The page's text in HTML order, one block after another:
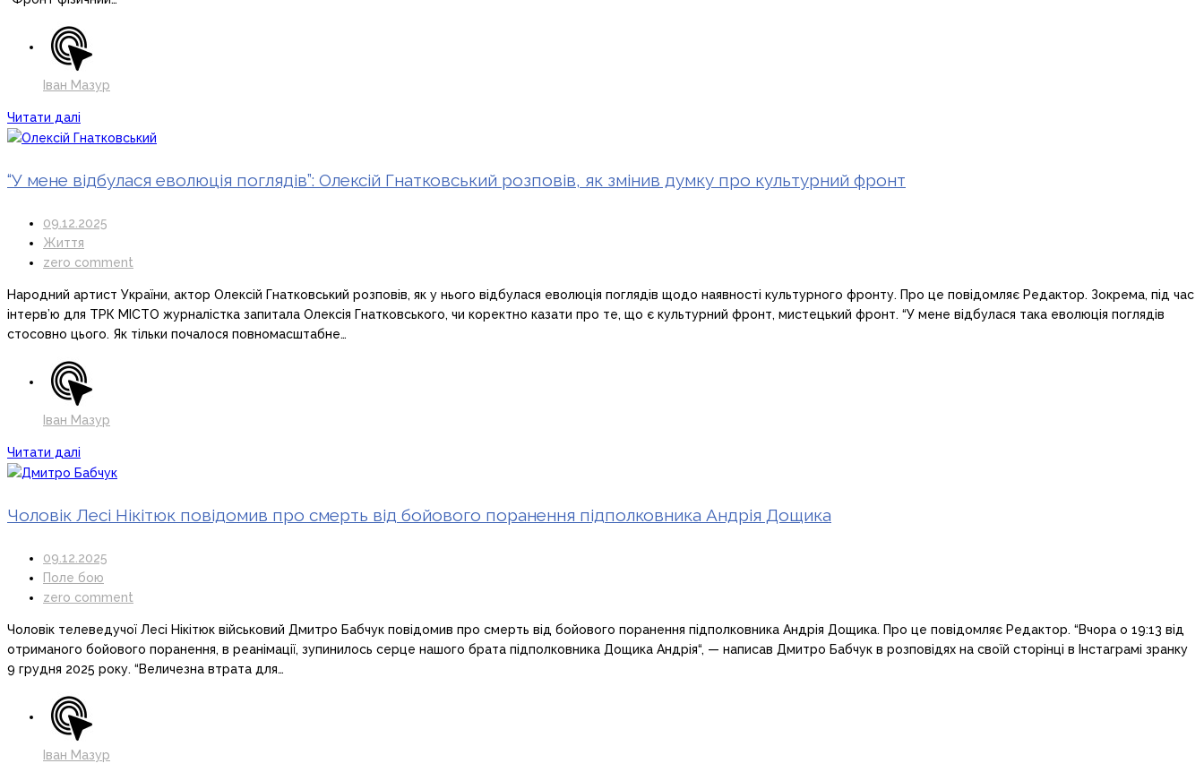
Іван Мазур
Читати далі
“У мене відбулася еволюція поглядів”: Олексій Гнатковський розповів, як змінив думку про культурний фронт
09.12.2025
Життя
zero comment
Народний артист України, актор Олексій Гнатковський розповів, як у нього відбулася еволюція поглядів щодо наявності культурного фронту. Про це повідомляє Редактор. Зокрема, під час
інтерв’ю для ТРК МІСТО журналістка запитала Олексія Гнатковського, чи коректно казати про те, що є культурний фронт, мистецький фронт. “У мене відбулася така еволюція поглядів
стосовно цього. Як тільки почалося повномасштабне…
Іван Мазур
Читати далі
Чоловік Лесі Нікітюк повідомив про смерть від бойового поранення підполковника Андрія Дощика
09.12.2025
Поле бою
zero comment
Чоловік телеведучої Лесі Нікітюк військовий Дмитро Бабчук повідомив про смерть від бойового поранення підполковника Андрія Дощика. Про це повідомляє Редактор. “Вчора о 19:13 від
отриманого бойового поранення, в реанімації, зупинилось серце нашого брата підполковника Дощика Андрія“, — написав Дмитро Бабчук в розповідях на своїй сторінці в Інстаграмі зранку
9 грудня 2025 року. “Величезна втрата для…
Іван Мазур